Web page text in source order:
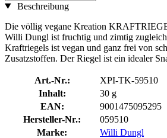
Beschreibung
Die völlig vegane Kreation
Willi Dungl ist fruchtig und zimtig
Kraftriegels ist vegan und ganz frei von
Zusatzstoffen. Der Riegel ist ein idealer
Art.-Nr.:
XPI-TK-59510
Inhalt:
30 g
EAN:
9001475095295
Hersteller-Nr.:
059510
Marke:
Willi Dungl